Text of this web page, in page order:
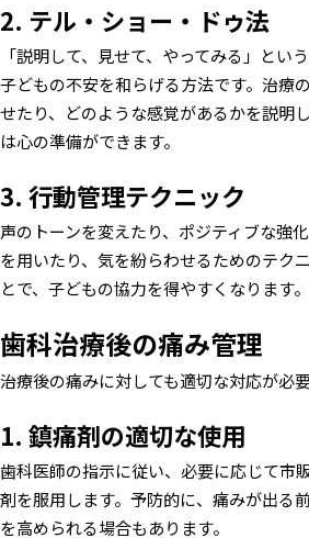
2. テル・ショー・ドゥ法
「説明して、見せて、やってみる」とい
子どもの不安を和らげる方法です。治療
せたり、どのような感覚があるかを説明
は心の準備ができます。
3. 行動管理テクニック
声のトーンを変えたり、ポジティブな強
を用いたり、気を紛らわせるためのテク
とで、子どもの協力を得やすくなります。
歯科治療後の痛み管理
治療後の痛みに対しても適切な対応が必
1. 鎮痛剤の適切な使用
歯科医師の指示に従い、必要に応じて市
剤を服用します。予防的に、痛みが出る
を高められる場合もあります。